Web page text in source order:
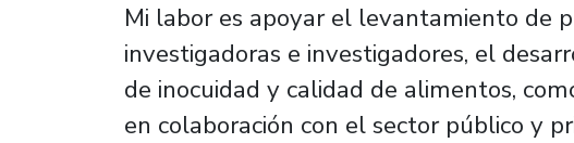
Mi labor es apoyar el levantamiento de
investigadoras e investigadores, el
de inocuidad y calidad de alimentos,
en colaboración con el sector público y